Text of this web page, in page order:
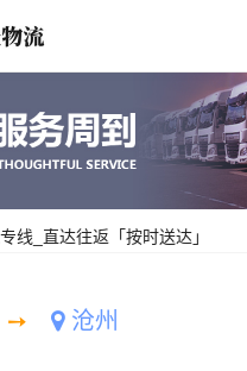
线_直达往返「按时送达」
➙ 沧州